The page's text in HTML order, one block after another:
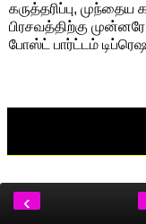
கருத்தரிப்பு,
பிரசவத்திற்கு
போஸ்ட் பார்ட்டம்
‹